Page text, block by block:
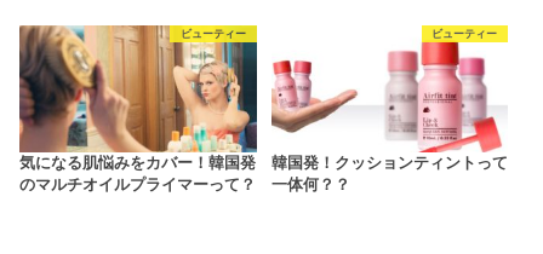
ビューティー
気になる肌悩みをカバー！韓国発
のマルチオイルプライマーって？
ビューティー
韓国発！クッションティントって
一体何？？